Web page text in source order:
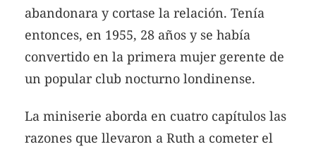
abandonara y cortase la relación. Tenía
entonces, en 1955, 28 años y se había
convertido en la primera mujer gerente de
un popular club nocturno londinense.
La miniserie aborda en cuatro capítulos las
razones que llevaron a Ruth a cometer el